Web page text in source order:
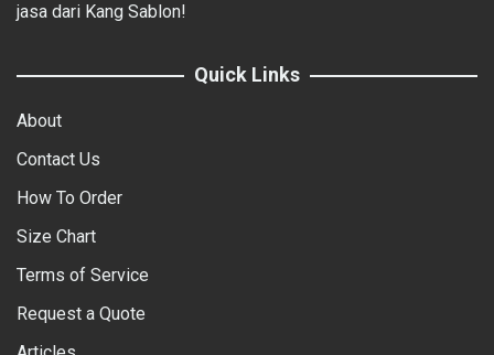
jasa dari Kang Sablon!
Quick Links
About
Contact Us
How To Order
Size Chart
Terms of Service
Request a Quote